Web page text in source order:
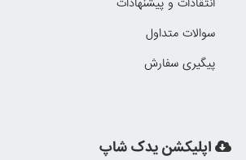
انتقادات و پیشنهادات
سوالات متداول
پیگیری سفارش
اپلیکشن یدک شاپ